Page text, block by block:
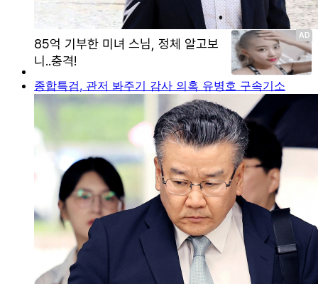
종합특검, 관저 봐주기 감사 의혹 유병호 구속기소